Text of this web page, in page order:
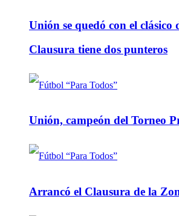
Unión se quedó con el clásico
Clausura tiene dos punteros
Unión, campeón del Torneo
Arrancó el Clausura de la